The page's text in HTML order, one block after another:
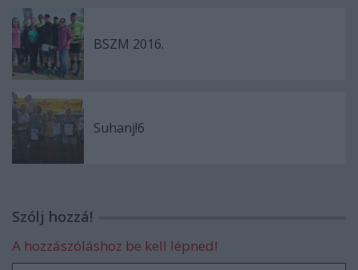
BSZM 2016.
Suhanj!6
Szólj hozzá!
A hozzászóláshoz be kell lépned!